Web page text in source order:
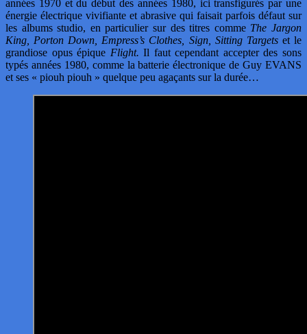
années 1970 et du début des années 1980, ici transfigurés par une
énergie électrique vivifiante et abrasive qui faisait parfois défaut sur
les albums studio, en particulier sur des titres comme The Jargon
King, Porton Down, Empress’s Clothes, Sign, Sitting Targetset le
grandiose opus épique Flight. Il faut cependant accepter des sons
typés années 1980, comme la batterie électronique de Guy EVANS
et ses « piouh piouh » quelque peu agaçants sur la durée…